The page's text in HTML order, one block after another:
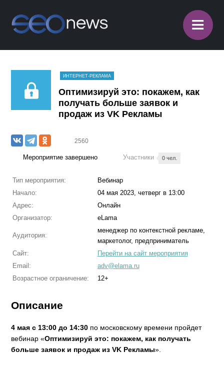
≡
ИНТЕРНЕТ-РЕКЛАМА
Оптимизируй это: покажем, как
получать больше заявок и
продаж из VK Рекламы
2560
Мероприятие завершено Участники 0 чел.
Тип мероприятия:
Вебинар
Начало:
04 мая 2023, четверг в 13:00
Адрес:
Онлайн
Организатор:
eLama
Аудитория:
менеджер по контекстной рекламе,
маркетолог, предприниматель
Сайт:
Перейти на сайт мероприятия
Email:
adv@elama.ru
Возрастное ограничение:
12+
Описание
4 мая с 13:00 до 14:30 по московскому времени пройдет
вебинар «Оптимизируй это: покажем, как получать
больше заявок и продаж из VK Рекламы».